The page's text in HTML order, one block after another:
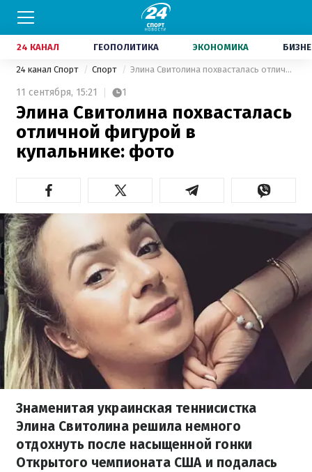
24 КАНАЛ ГЕОПОЛИТИКА ЭКОНОМИКА
24 канал Спорт Спорт Элина Свитолина похвасталась отличной фигурой в купальнике: фото
11 сентября, 15:21 1
Элина Свитолина похвасталась
отличной фигурой в
купальнике: фото
Знаменитая украинская теннисистка
Элина Свитолина решила немного
отдохнуть после насыщенной гонки
Открытого чемпионата США и подалась